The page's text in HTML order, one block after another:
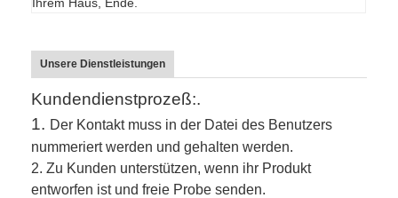
Unsere Dienstleistungen
Kundendienstprozeß:.
1. Der Kontakt muss in der Datei des Benutzers
nummeriert werden und gehalten werden.
2.Zu Kunden unterstützen, wenn ihr Produkt
entworfen ist und freie Probe senden.